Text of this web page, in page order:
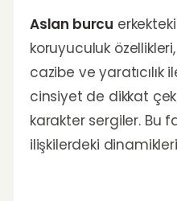
Aslan burcu
koruyuculuk
cazibe ve yaratıcılık
cinsiyet de dikkat
karakter sergiler. Bu
ilişkilerdeki